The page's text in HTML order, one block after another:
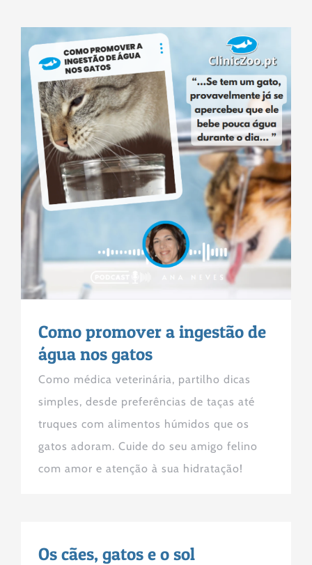
Como promover a ingestão de
água nos gatos
Como médica veterinária, partilho dicas
simples, desde preferências de taças até
truques com alimentos húmidos que os
gatos adoram. Cuide do seu amigo felino
com amor e atenção à sua hidratação!
Os cães, gatos e o sol